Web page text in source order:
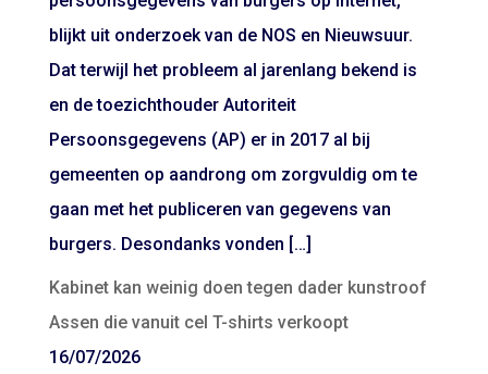
blijkt uit onderzoek van de NOS en Nieuwsuur.
Dat terwijl het probleem al jarenlang bekend is
en de toezichthouder Autoriteit
Persoonsgegevens (AP) er in 2017 al bij
gemeenten op aandrong om zorgvuldig om te
gaan met het publiceren van gegevens van
burgers. Desondanks vonden […]
Kabinet kan weinig doen tegen dader kunstroof
Assen die vanuit cel T-shirts verkoopt
16/07/2026